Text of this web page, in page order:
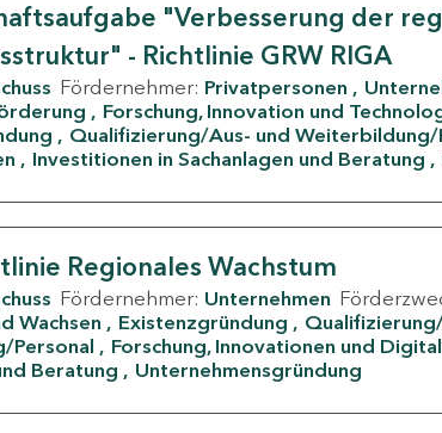
"Verbesserung der
- Richtlinie GRW RIGA
Fördernehmer: Privatpersonen
Forschung, Innovation und
Qualifizierung/Aus- und Weiterbildung/
Investitionen in Sachanlagen und Beratung
Regionales Wachstum
Fördernehmer: Unternehmen
Wachsen
Existenzgründung
Personal
Forschung, Innovationen und
Beratung
Unternehmensgründung